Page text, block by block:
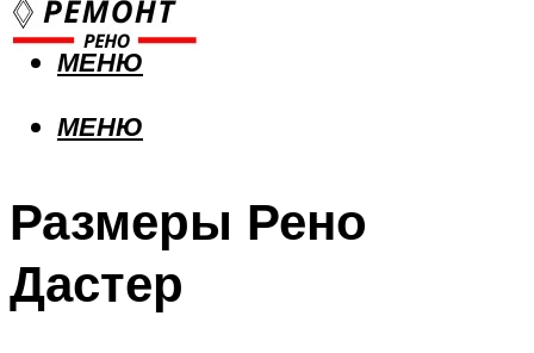
МЕНЮ
МЕНЮ
Размеры Рено
Дастер